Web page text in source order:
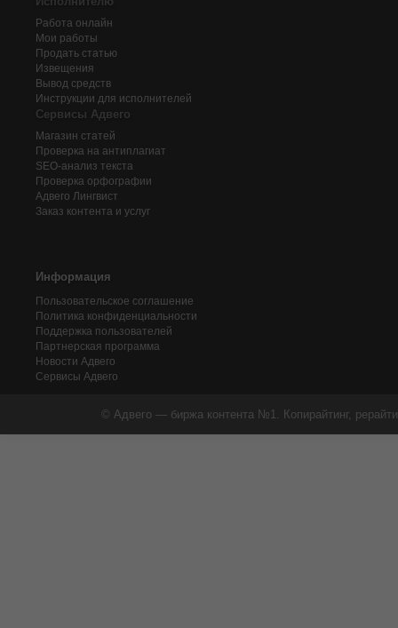
Работа онлайн
Мои работы
Продать статью
Извещения
Вывод средств
Инструкции для исполнителей
Сервисы Адвего
Магазин статей
Проверка на антиплагиат
SEO-анализ текста
Проверка орфографии
Адвего Лингвист
Заказ контента и услуг
Информация
Пользовательское соглашение
Политика конфиденциальности
Поддержка пользователей
Партнерская программа
Новости Адвего
Сервисы Адвего
© Адвего — биржа контента №1. Копирайтинг,